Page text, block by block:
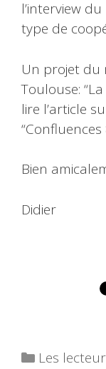
l’interview
type de
Un projet du
Toulouse:
lire l’article
“Confluences
Bien
Didier
Catégories
Les